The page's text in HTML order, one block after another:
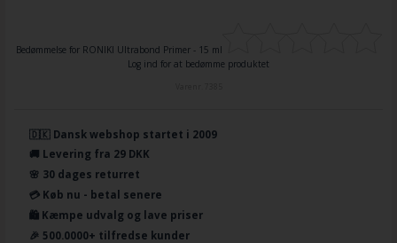
Bedømmelse for RONIKI Ultrabond Primer - 15 ml
Log ind for at bedømme produktet
🇩🇰 Dansk webshop startet i 2009
🚚 Levering fra 29 DKK
🌸 30 dages returret
💳 Køb nu - betal senere
🛍️ Kæmpe udvalg og lave priser
🎉 500.0000+ tilfredse kunder